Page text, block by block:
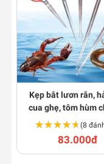
Kẹp bắt lươn rắn,
cua ghẹ, tôm hùm
dụng S207
★★★★★
★★★★★(8
83.000đ